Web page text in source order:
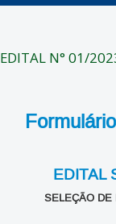
EDITAL N° 01/
EDITAL
SELEÇÃO DE